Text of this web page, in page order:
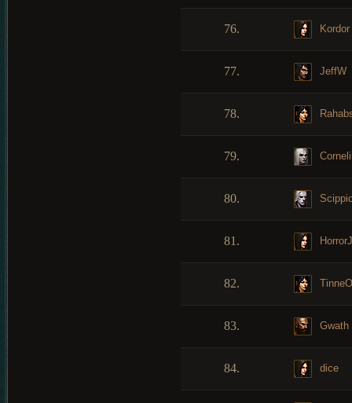
76. Kordor
77. JeffW
78.
79.
80.
81.
82.
83. Gwath
84. dice